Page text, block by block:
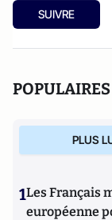
SUIVRE
POPULAIRES
PLUS
1Les Français
européenne